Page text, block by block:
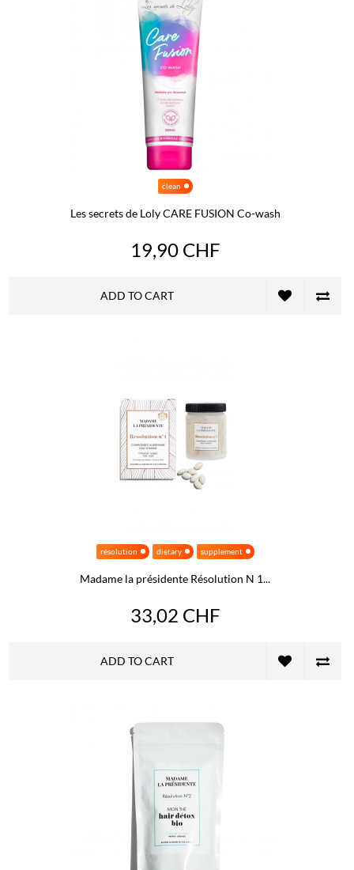
clean
Les secrets de Loly CARE FUSION Co-wash
19,90 CHF
ADD TO CART
résolution dietary supplement
Madame la présidente Résolution N 1...
33,02 CHF
ADD TO CART